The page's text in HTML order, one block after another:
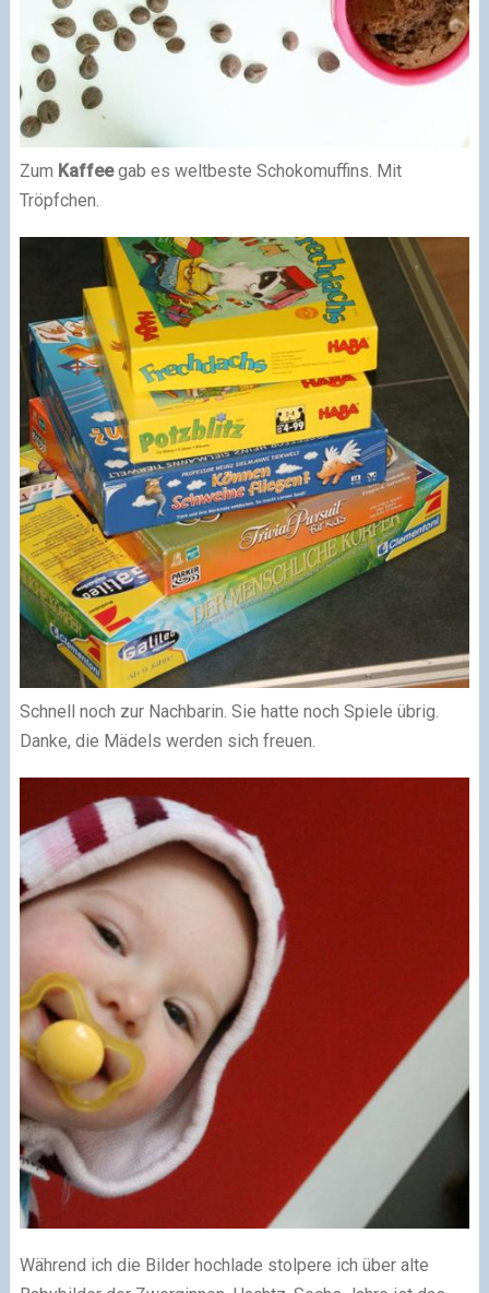
Zum Kaffeegab es weltbeste Schokomuffins. Mit
Tröpfchen.
Schnell noch zur Nachbarin. Sie hatte noch Spiele übrig.
Danke, die Mädels werden sich freuen.
Während ich die Bilder hochlade stolpere ich über alte